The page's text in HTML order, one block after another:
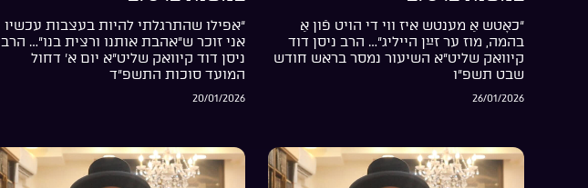
“כאָטש אַ מענטש איז ווי די הויט פֿון אַ
בהמה, מוז ער זײַן הייליג”… הרב ניסן דוד
קיוואק שליט”א השיעור נמסר בראש חודש
שבט תשפ”ו
26/01/2026
“אפילו שהתרגלתי להיות בעצבות עכשיו
אני זוכר ש”אהבת אותנו ורצית בנו”… הרב
ניסן דוד קיוואק שליט”א יום א’ דחול
המועד סוכות התשפ”ד
20/01/2026